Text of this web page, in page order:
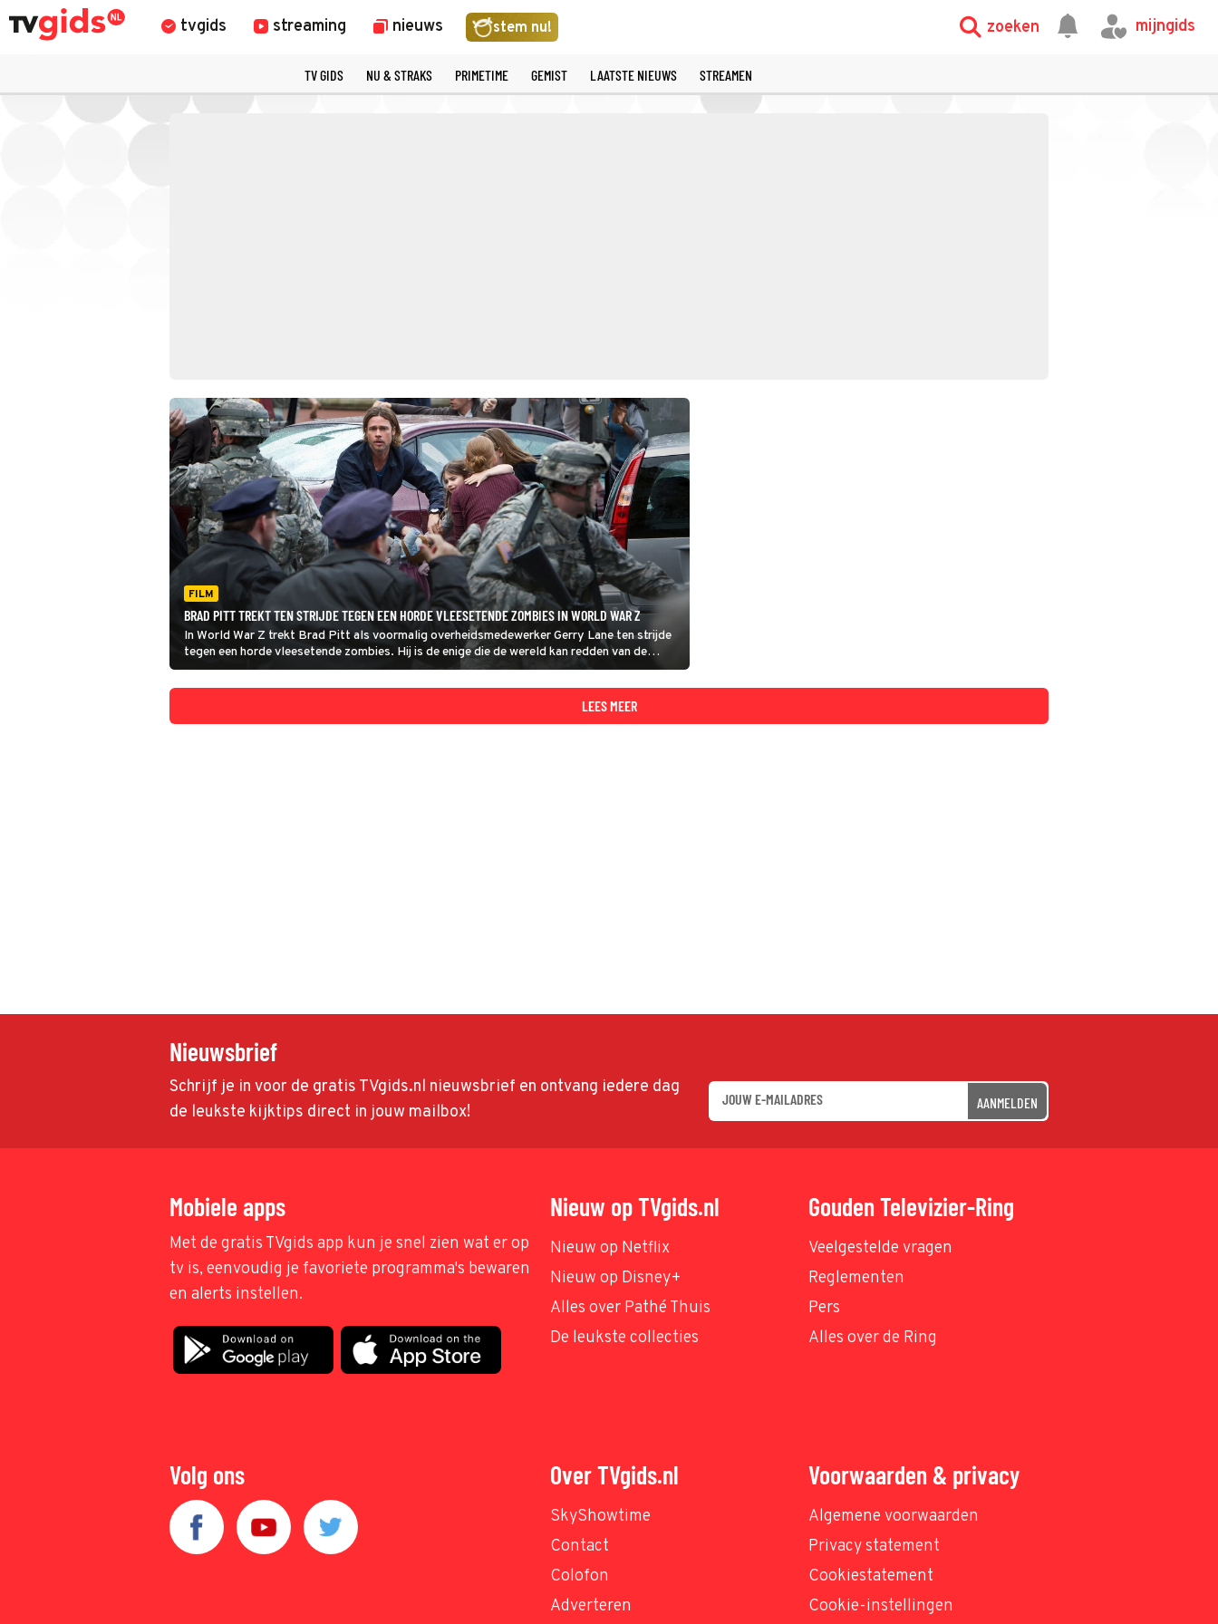
tvgids streaming nieuws stem nu! zoeken mijngids
TV GIDS NU & STRAKS PRIMETIME GEMIST LAATSTE NIEUWS STREAMEN
FILM
BRAD PITT TREKT TEN STRIJDE TEGEN EEN HORDE VLEESETENDE ZOMBIES IN WORLD WAR Z
In World War Z trekt Brad Pitt als voormalig overheidsmedewerker Gerry Lane ten strijde
tegen een horde vleesetende zombies. Hij is de enige die de wereld kan redden van de
ondergang.
LEES MEER
Nieuwsbrief
Schrijf je in voor de gratis TVgids.nl nieuwsbrief en ontvang iedere dag
de leukste kijktips direct in jouw mailbox!
AANMELDEN
Mobiele apps
Met de gratis TVgids app kun je snel zien wat er op
tv is, eenvoudig je favoriete programma's bewaren
en alerts instellen.
Nieuw op TVgids.nl
Nieuw op Netflix
Nieuw op Disney+
Alles over Pathé Thuis
De leukste collecties
Gouden Televizier-Ring
Veelgestelde vragen
Reglementen
Pers
Alles over de Ring
Volg ons Over TVgids.nl
SkyShowtime
Contact
Colofon
Adverteren
Voorwaarden & privacy
Algemene voorwaarden
Privacy statement
Cookiestatement
Cookie-instellingen